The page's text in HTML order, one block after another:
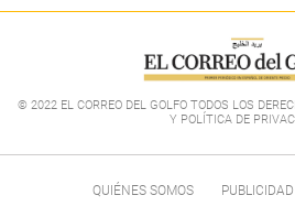
© 2022 EL CORREO DEL GOLFO TODOS LOS
Y POLÍTICA DE
QUIÉNES SOMOS PUBLICIDAD